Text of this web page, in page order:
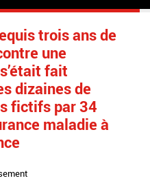
trois ans de
une
fait
dizaines de
fictifs par 34
maladie à